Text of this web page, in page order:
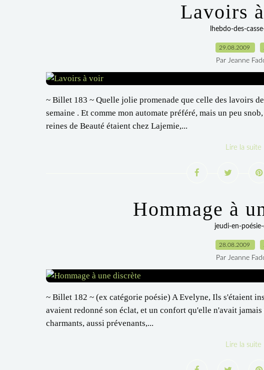
Lavoirs
lhebdo-des-
29.08.2009
Par Jeanne
~ Billet 183 ~ Quelle jolie promenade que celle des lavoirs
semaine . Et comme mon automate préféré, mais un peu
reines de Beauté étaient chez Lajemie,...
Lire la suite
Hommage à
jeudi-en-
28.08.2009
Par Jeanne
~ Billet 182 ~ (ex catégorie poésie) A Evelyne, Ils s'étaient
avaient redonné son éclat, et un confort qu'elle n'avait
charmants, aussi prévenants,...
Lire la suite